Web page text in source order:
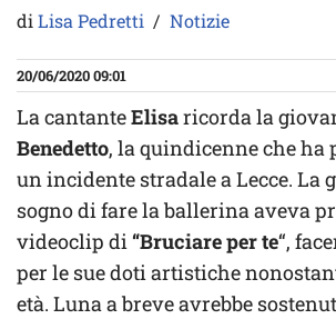
diLisa Pedretti Notizie
20/06/2020 09:01
La cantanteElisaricorda la
Benedetto, la quindicenne che ha
un incidente stradale a Lecce. La
sogno di fare la ballerina aveva
videoclip di“Bruciare per te“,
per le sue doti artistiche
età. Luna a breve avrebbe